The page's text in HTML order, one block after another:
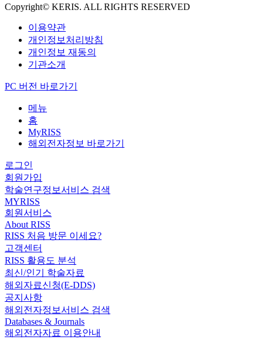
Copyright© KERIS. ALL RIGHTS RESERVED
이용약관
개인정보처리방침
개인정보 재동의
기관소개
PC 버전 바로가기
메뉴
홈
MyRISS
해외전자정보 바로가기
로그인
회원가입
학술연구정보서비스 검색
MYRISS
회원서비스
About RISS
RISS 처음 방문 이세요?
고객센터
RISS 활용도 분석
최신/인기 학술자료
해외자료신청(E-DDS)
공지사항
해외전자정보서비스 검색
Databases & Journals
해외전자자료 이용안내